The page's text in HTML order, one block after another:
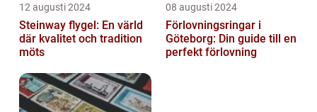
12 augusti 2024
Steinway flygel: En värld
där kvalitet och tradition
möts
08 augusti 2024
Förlovningsringar i
Göteborg: Din guide till en
perfekt förlovning